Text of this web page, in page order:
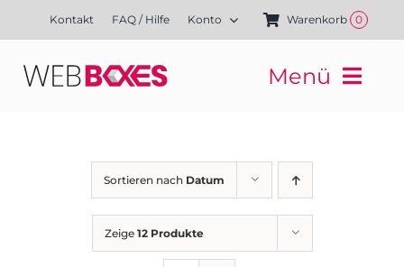
Kontakt FAQ / Hilfe Konto Warenkorb 0
Menü
Kampagnen
Referenzen
Finanzierung
Sortieren nach Datum
Zeige 12 Produkte